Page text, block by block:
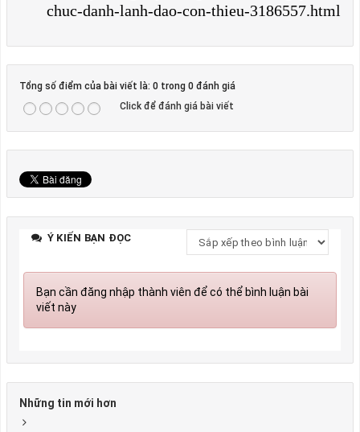
chuc-danh-lanh-dao-con-thieu-3186557.html
Tổng số điểm của bài viết là: 0 trong 0 đánh giá
Click để đánh giá bài viết
Ý KIẾN BẠN ĐỌC
Bạn cần đăng nhập thành viên để có thể bình luận bài
viết này
Những tin mới hơn